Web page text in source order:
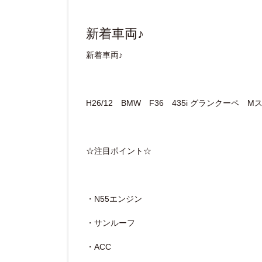
新着車両♪
新着車両♪
H26/12 BMW F36 435i グランクーペ Mス
☆注目ポイント☆
・N55エンジン
・サンルーフ
・ACC